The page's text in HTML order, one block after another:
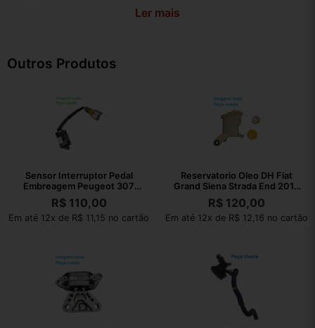
Ler mais
Outros Produtos
Sensor Interruptor Pedal
Embreagem Peugeot 307
2008 Original
R$110,00
Em até 12x de R$ 11,15 no cartão
Reservatorio Oleo DH Fiat
Grand Siena Strada End 2013
050535
R$120,00
Em até 12x de R$ 12,16 no cartão